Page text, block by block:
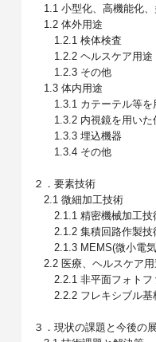
1.1 小型化、高機能化
1.2 体外用途
1.2.1 検体検査
1.2.2 ヘルスケア用途
1.2.3 その他
1.3 体内用途
1.3.1 カテーテル等を
1.3.2 内視鏡を用いた
1.3.3 埋込機器
1.3.4 その他
２．要素技術
2.1 微細加工技術
2.1.1 精密機械加工技
2.1.2 集積回路作製技
2.1.3 MEMS(微小電気
2.2 医療、ヘルスケア
2.2.1 非平面フォトフ
2.2.2 フレキシブル基
３．現状の課題と今後の